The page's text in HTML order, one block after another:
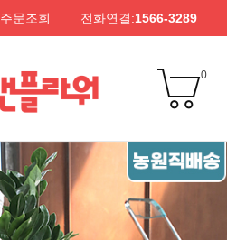
주문조회 전화연결:1566-3289
0